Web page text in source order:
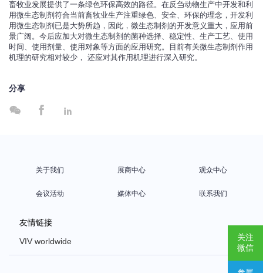
关注
微信
畜牧业发展提供了一条绿色环保高效的路径。在反刍动物生产中开发和利
用微生态制剂符合当前畜牧业生产注重绿色、安全、环保的理念，开发利
用微生态制剂已是大势所趋，因此，微生态制剂的开发意义重大，应用前
景广阔。今后应加大对微生态制剂的菌种选择、稳定性、生产工艺、使用
时间、使用剂量、使用对象等方面的应用研究。目前有关微生态制剂作用
机理的研究相对较少， 还应对其作用机理进行深入研究。
分享
  
关于我们 展商中心 观众中心
会议活动 媒体中心 联系我们
友情链接
VIV worldwide